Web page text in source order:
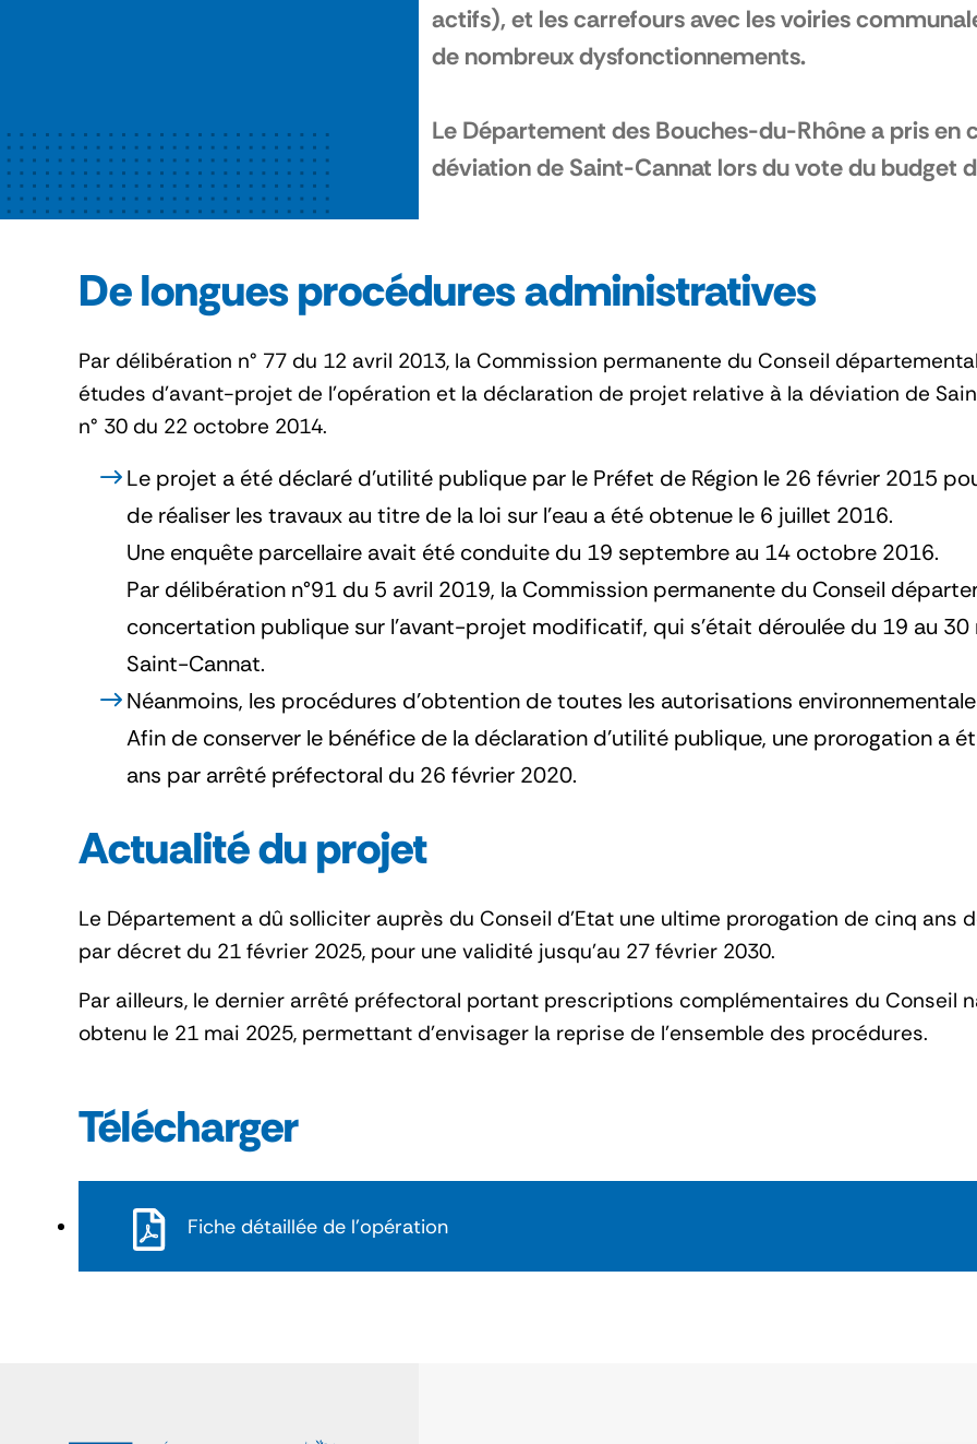
actifs), et les carrefours avec les voiries
de nombreux dysfonctionnements.
Le Département des Bouches-du-Rhône a pris en
déviation de Saint-Cannat lors du vote du budget
De longues procédures administratives
Par délibération n° 77 du 12 avril 2013, la Commission permanente du Conseil
études d’avant-projet de l’opération et la déclaration de projet relative à la déviation de
n° 30 du 22 octobre 2014.
Le projet a été déclaré d’utilité publique par le Préfet de Région le 26 février 2015
de réaliser les travaux au titre de la loi sur l’eau a été obtenue le 6 juillet 2016.
Une enquête parcellaire avait été conduite du 19 septembre au 14 octobre 2016.
Par délibération n°91 du 5 avril 2019, la Commission permanente du Conseil
concertation publique sur l’avant-projet modificatif, qui s’était déroulée du 19 au
Saint-Cannat.
Néanmoins, les procédures d’obtention de toutes les autorisations
Afin de conserver le bénéfice de la déclaration d’utilité publique, une prorogation a
ans par arrêté préfectoral du 26 février 2020.
Actualité du projet
Le Département a dû solliciter auprès du Conseil d’Etat une ultime prorogation de cinq ans
par décret du 21 février 2025, pour une validité jusqu’au 27 février 2030.
Par ailleurs, le dernier arrêté préfectoral portant prescriptions complémentaires du Conseil
obtenu le 21 mai 2025, permettant d’envisager la reprise de l’ensemble des procédures.
Télécharger
Fiche détaillée de l'opération